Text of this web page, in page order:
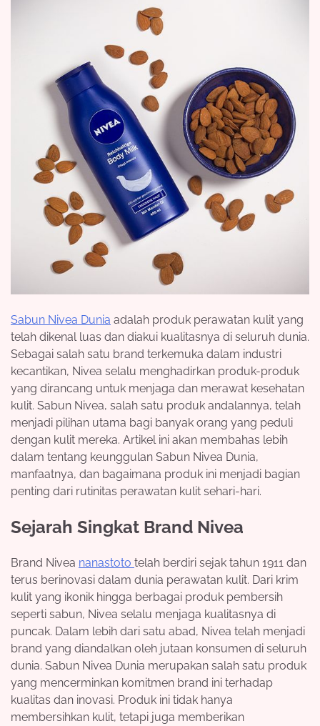
Sabun Nivea Dunia adalah produk perawatan kulit yang
telah dikenal luas dan diakui kualitasnya di seluruh dunia.
Sebagai salah satu brand terkemuka dalam industri
kecantikan, Nivea selalu menghadirkan produk-produk
yang dirancang untuk menjaga dan merawat kesehatan
kulit. Sabun Nivea, salah satu produk andalannya, telah
menjadi pilihan utama bagi banyak orang yang peduli
dengan kulit mereka. Artikel ini akan membahas lebih
dalam tentang keunggulan Sabun Nivea Dunia,
manfaatnya, dan bagaimana produk ini menjadi bagian
penting dari rutinitas perawatan kulit sehari-hari.
Sejarah Singkat Brand Nivea
Brand Nivea nanastoto telah berdiri sejak tahun 1911 dan
terus berinovasi dalam dunia perawatan kulit. Dari krim
kulit yang ikonik hingga berbagai produk pembersih
seperti sabun, Nivea selalu menjaga kualitasnya di
puncak. Dalam lebih dari satu abad, Nivea telah menjadi
brand yang diandalkan oleh jutaan konsumen di seluruh
dunia. Sabun Nivea Dunia merupakan salah satu produk
yang mencerminkan komitmen brand ini terhadap
kualitas dan inovasi. Produk ini tidak hanya
membersihkan kulit, tetapi juga memberikan